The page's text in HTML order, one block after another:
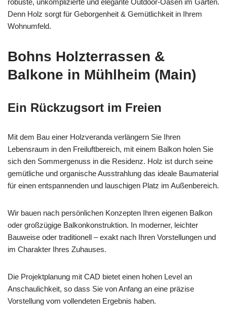
robuste, unkomplizierte und elegante Outdoor-Oasen im Garten.
Denn Holz sorgt für Geborgenheit & Gemütlichkeit in Ihrem
Wohnumfeld.
Bohns Holzterrassen &
Balkone in Mühlheim (Main)
Ein Rückzugsort im Freien
Mit dem Bau einer Holzveranda verlängern Sie Ihren
Lebensraum in den Freiluftbereich, mit einem Balkon holen Sie
sich den Sommergenuss in die Residenz. Holz ist durch seine
gemütliche und organische Ausstrahlung das ideale Baumaterial
für einen entspannenden und lauschigen Platz im Außenbereich.
Wir bauen nach persönlichen Konzepten Ihren eigenen Balkon
oder großzügige Balkonkonstruktion. In moderner, leichter
Bauweise oder traditionell – exakt nach Ihren Vorstellungen und
im Charakter Ihres Zuhauses.
Die Projektplanung mit CAD bietet einen hohen Level an
Anschaulichkeit, so dass Sie von Anfang an eine präzise
Vorstellung vom vollendeten Ergebnis haben.